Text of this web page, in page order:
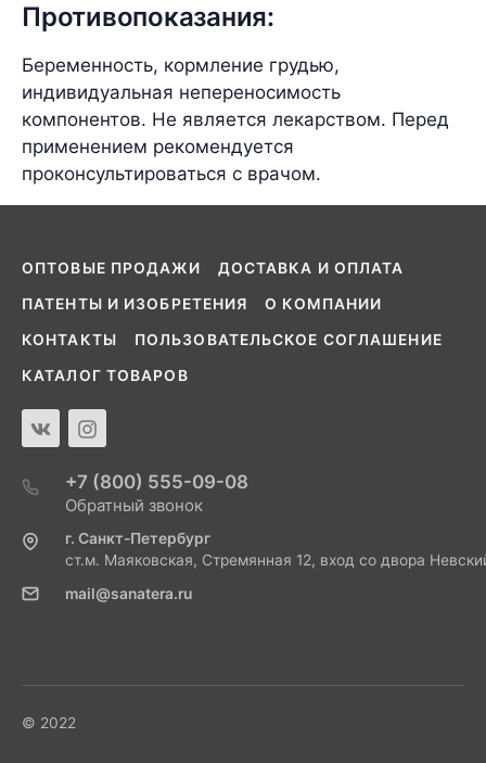
Противопоказания:
Беременность, кормление грудью,
индивидуальная непереносимость
компонентов. Не является лекарством. Перед
применением рекомендуется
проконсультироваться с врачом.
ОПТОВЫЕ ПРОДАЖИ ДОСТАВКА И ОПЛАТА
ПАТЕНТЫ И ИЗОБРЕТЕНИЯ О КОМПАНИИ
КОНТАКТЫ ПОЛЬЗОВАТЕЛЬСКОЕ СОГЛАШЕНИЕ
КАТАЛОГ ТОВАРОВ
+7 (800) 555-09-08
Обратный звонок
г. Санкт-Петербург
ст.м. Маяковская, Стремянная 12, вход со двора
mail@sanatera.ru
© 2022